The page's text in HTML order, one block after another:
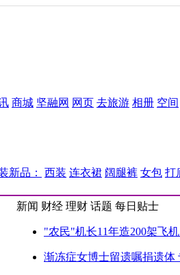
商城 坚融网 网页 去旅游 相册 空间
新品： 西装 连衣裙 阔腿裤 女包 打
新闻 财经 理财 话题 每日贴士
"农民"机长11年造200架飞
渐冻症女博士留遗嘱捐遗体